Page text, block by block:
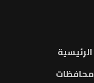
الرئيسية
محافظات